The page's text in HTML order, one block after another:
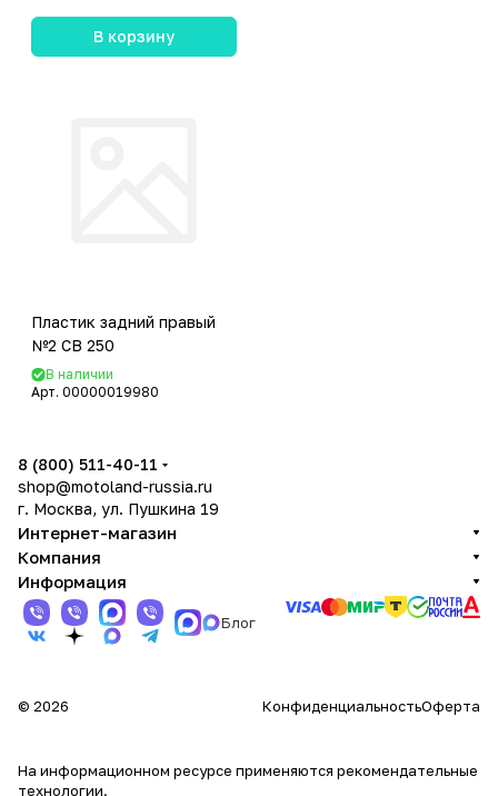
В корзину
Пластик задний правый
№2 CB 250
В наличии
Арт. 00000019980
8 (800) 511-40-11
shop@motoland-russia.ru
г. Москва, ул. Пушкина 19
Интернет-магазин
Компания
Информация
Блог
© 2026 КонфиденциальностьОферта
На информационном ресурсе применяются рекомендательные
технологии.